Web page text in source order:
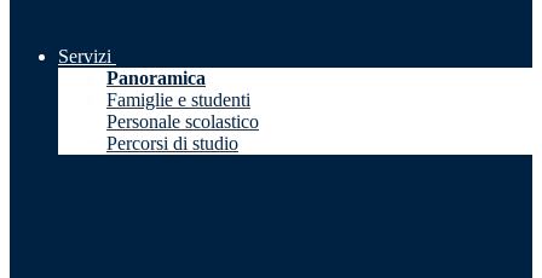
Servizi
Panoramica
Famiglie e studenti
Personale scolastico
Percorsi di studio